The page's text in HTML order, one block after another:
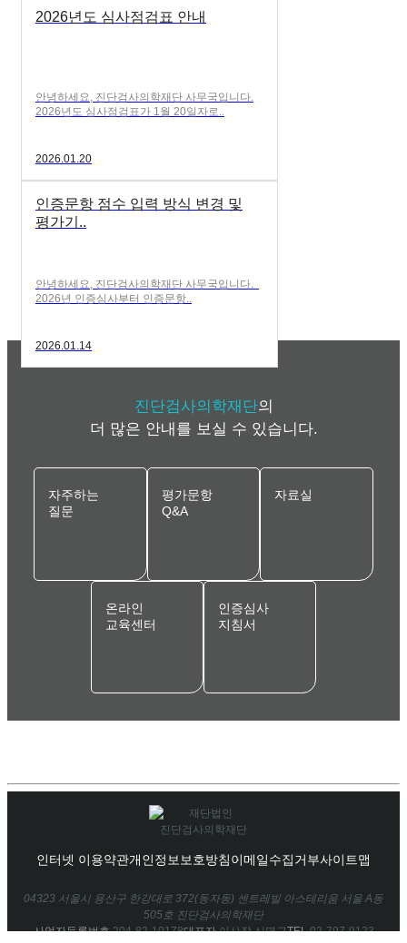
2026년도 심사점검표 안내
안녕하세요, 진단검사의학재단 사무국입니다.
2026년도 심사점검표가 1월 20일자로..
2026.01.20
인증문항 점수 입력 방식 변경 및
평가기..
안녕하세요, 진단검사의학재단 사무국입니다.
2026년 인증심사부터 인증문항..
2026.01.14
진단검사의학재단의
더 많은 안내를 보실 수 있습니다.
자주하는
질문
평가문항
Q&A
자료실
온라인
교육센터
인증심사
지침서
인터넷 이용약관개인정보보호방침이메일수집거부사이트맵
04323 서울시 용산구 한강대로 372(동자동) 센트레빌 아스테리움 서울 A동
505호 진단검사의학재단
사업자등록번호204-82-10178대표자이사장 신명근TEL02-797-9123